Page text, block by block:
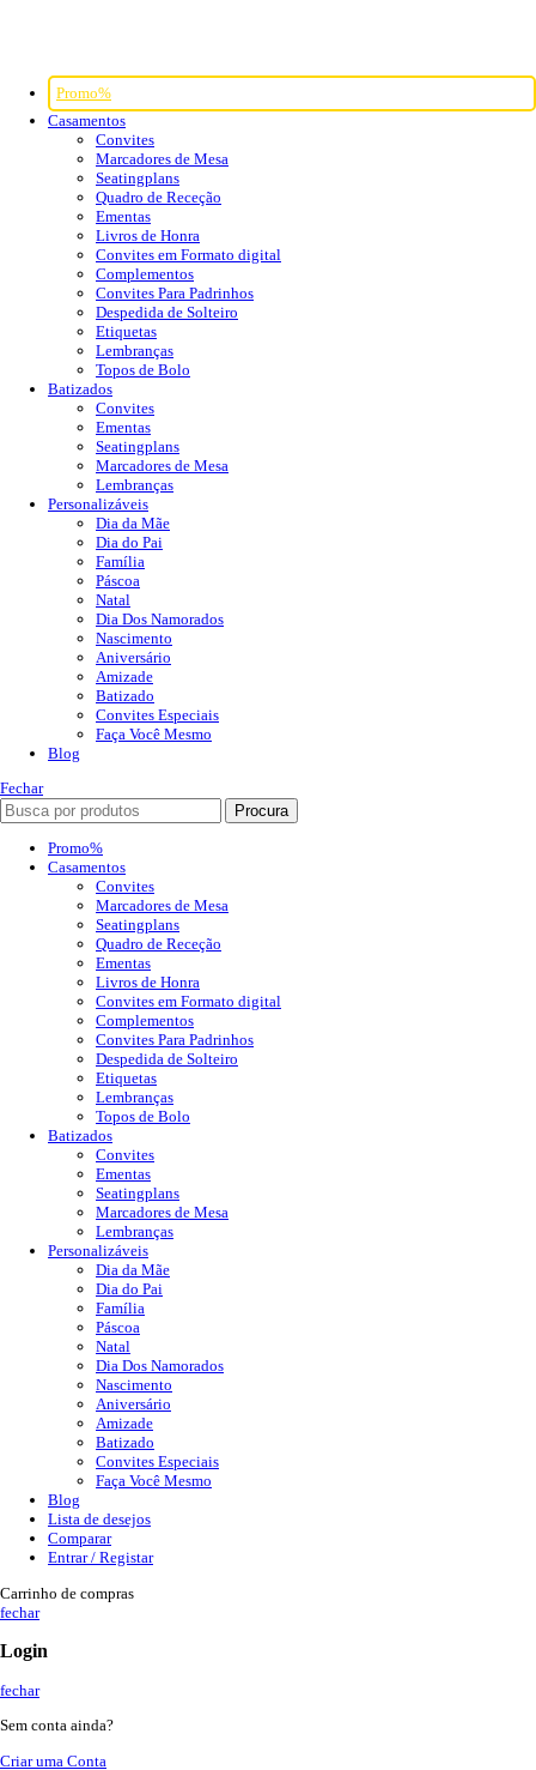
Promo%
Casamentos
Convites
Marcadores de Mesa
Seatingplans
Quadro de Receção
Ementas
Livros de Honra
Convites em Formato digital
Complementos
Convites Para Padrinhos
Despedida de Solteiro
Etiquetas
Lembranças
Topos de Bolo
Batizados
Convites
Ementas
Seatingplans
Marcadores de Mesa
Lembranças
Personalizáveis
Dia da Mãe
Dia do Pai
Família
Páscoa
Natal
Dia Dos Namorados
Nascimento
Aniversário
Amizade
Batizado
Convites Especiais
Faça Você Mesmo
Blog
Fechar
Procura
Promo%
Casamentos
Convites
Marcadores de Mesa
Seatingplans
Quadro de Receção
Ementas
Livros de Honra
Convites em Formato digital
Complementos
Convites Para Padrinhos
Despedida de Solteiro
Etiquetas
Lembranças
Topos de Bolo
Batizados
Convites
Ementas
Seatingplans
Marcadores de Mesa
Lembranças
Personalizáveis
Dia da Mãe
Dia do Pai
Família
Páscoa
Natal
Dia Dos Namorados
Nascimento
Aniversário
Amizade
Batizado
Convites Especiais
Faça Você Mesmo
Blog
Lista de desejos
Comparar
Entrar / Registar
Carrinho de compras
fechar
Login
fechar
Sem conta ainda?
Criar uma Conta